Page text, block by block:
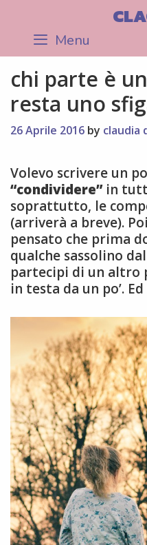
content Menu
chi parte è
resta uno
26 Aprile 2016 by claudia
Volevo scrivere un
“condividere”in
soprattutto, le
(arriverà a breve).
pensato che prima
qualche sassolino
partecipi di un altro
in testa da un po’.